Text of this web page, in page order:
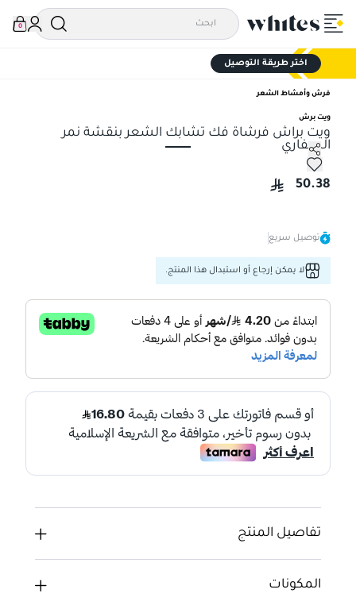
0
اختر طريقة التوصيل
فرش وأمشاط الشعر
ويت برش
ويت براش فرشاة فك تشابك الشعر بنقشة نمر
السفاري
ويت براش فرشاة فك تشابك الشعر بنقشة نمر السفاري
50.38
توصيل سريع
لا يمكن إرجاع أو استبدال هذا المنتج.
تفاصيل المنتج
المكونات